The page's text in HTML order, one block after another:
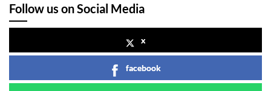
Follow us on Social Media
x
facebook